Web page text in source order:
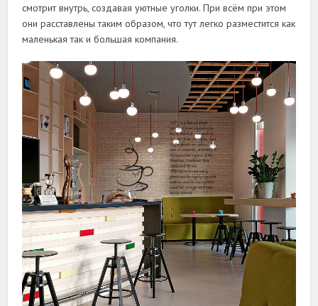
смотрит внутрь, создавая уютные уголки. При всём при этом
они расставлены таким образом, что тут легко разместится как
маленькая так и большая компания.